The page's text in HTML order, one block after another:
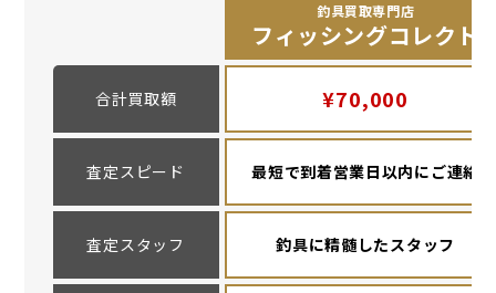
釣具買取専門店
フィッシングコレクト
合計買取額 ¥70,000
査定スピード 最短で到着営業日以内にご連絡
査定スタッフ 釣具に精髄したスタッフ